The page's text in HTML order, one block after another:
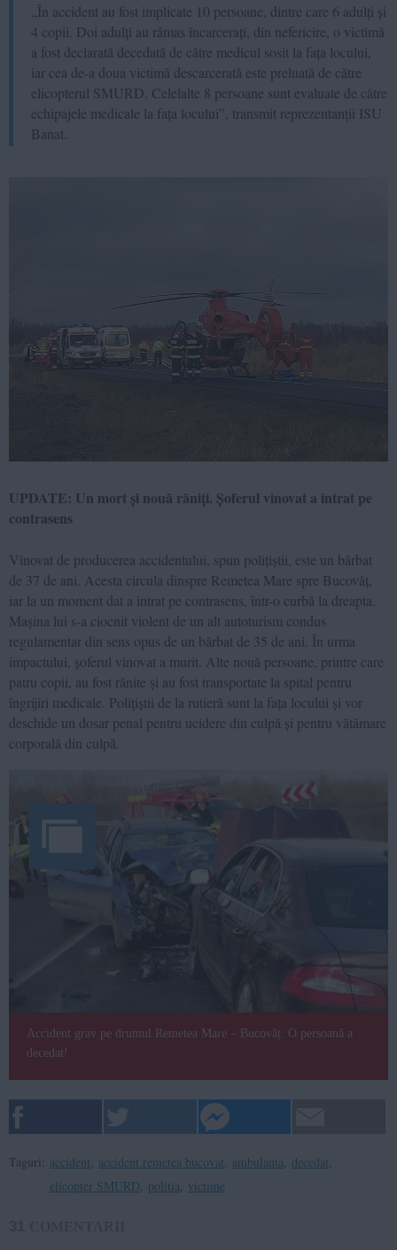
„În accident au fost implicate 10 persoane, dintre care 6 adulți și
4 copii. Doi adulți au rămas încarcerați, din nefericire, o victimă
a fost declarată decedată de către medicul sosit la fața locului,
iar cea de-a doua victimă descarcerată este preluată de către
elicopterul SMURD. Celelalte 8 persoane sunt evaluate de către
echipajele medicale la fața locului”, transmit reprezentanții ISU
Banat.
UPDATE: Un mort și nouă răniți. Șoferul vinovat a intrat pe
contrasens
Vinovat de producerea accidentului, spun polițiștii, este un bărbat
de 37 de ani. Acesta circula dinspre Remetea Mare spre Bucovăț,
iar la un moment dat a intrat pe contrasens, într-o curbă la dreapta.
Mașina lui s-a ciocnit violent de un alt autoturism condus
regulamentar din sens opus de un bărbat de 35 de ani. În urma
impactului, șoferul vinovat a murit. Alte nouă persoane, printre care
patru copii, au fost rănite și au fost transportate la spital pentru
îngrijiri medicale. Polițiștii de la rutieră sunt la fața locului și vor
deschide un dosar penal pentru ucidere din culpă și pentru vătămare
corporală din culpă.
Accident grav pe drumul Remetea Mare – Bucovăț. O persoană a
decedat!
Taguri: accident, accident remetea bucovat, ambulanta, decedat,
elicopter SMURD, politia, victime